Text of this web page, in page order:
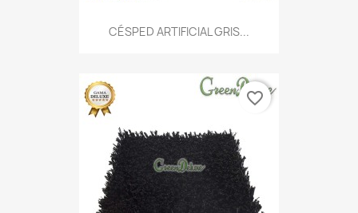
CÉSPED ARTIFICIAL GRIS...
favorite_border